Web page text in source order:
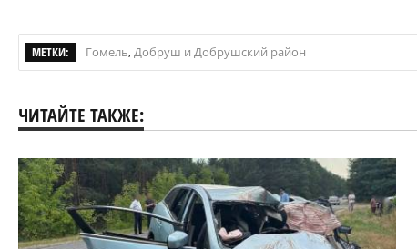
МЕТКИ: Гомель,Добруш и Добрушский район
ЧИТАЙТЕ ТАКЖЕ: